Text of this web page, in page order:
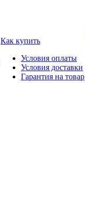
Как купить
Условия оплаты
Условия доставки
Гарантия на товар